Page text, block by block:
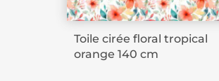
Toile cirée floral tropical
orange 140 cm